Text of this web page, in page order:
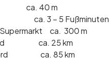
40 m
ca. 3 – 5 Fußminuten
ca. 300 m
ca. 25 km
ca. 85 km